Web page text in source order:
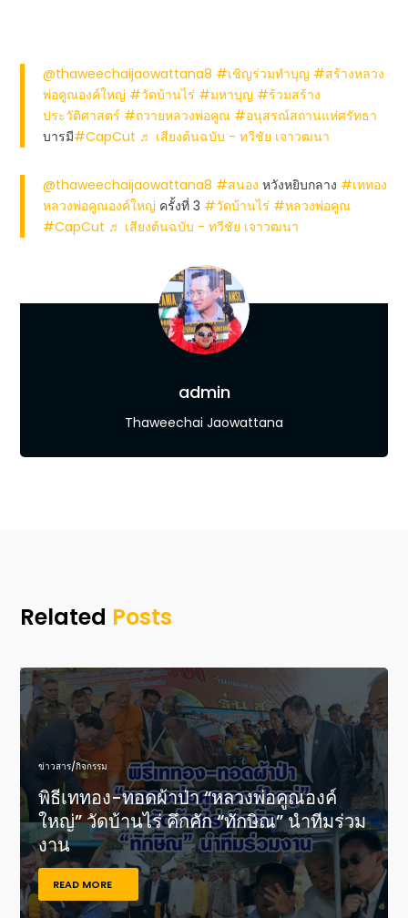
@thaweechaijaowattana8 #เชิญร่วมทำบุญ #สร้างหลวง
พ่อคูณองค์ใหญ่ #วัดบ้านไร่ #มหาบุญ #ร้วมสร้าง
ประวัติศาสตร์ #ถวายหลวงพ่อคูณ #อนุสรณ์สถานแห่ศรัทธา
บารมี#CapCut ♬ เสียงต้นฉบับ - ทวีชัย เจาวฒนา
@thaweechaijaowattana8 #สนอง หวังหยิบกลาง #เททอง
หลวงพ่อคูณองค์ใหญ่ ครั้งที่ 3 #วัดบ้านไร่ #หลวงพ่อคูณ
#CapCut ♬ เสียงต้นฉบับ - ทวีชัย เจาวฒนา
admin
Thaweechai Jaowattana
Related Posts
ข่าวสาร/กิจกรรม
พิธีเททอง-ทอดผ้าป่า “หลวงพ่อคูณองค์
ใหญ่” วัดบ้านไร่ คึกคัก “ทักษิณ” นำทีมร่วม
งาน
READ MORE